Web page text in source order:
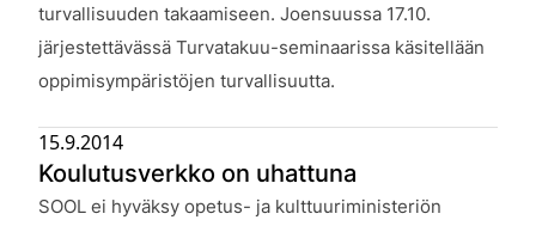
turvallisuuden takaamiseen. Joensuussa 17.10.
järjestettävässä Turvatakuu-seminaarissa käsitellään
oppimisympäristöjen turvallisuutta.
Koulutusverkko on uhattuna
Julkaistu:
15.9.2014
SOOL ei hyväksy opetus- ja kulttuuriministeriön